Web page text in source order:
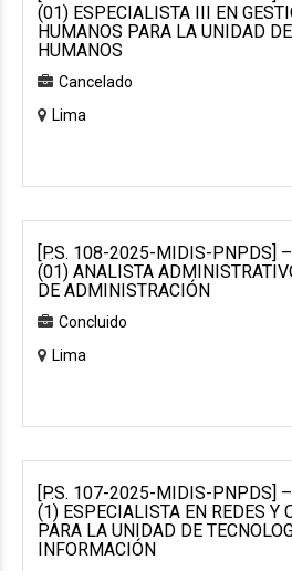
(01) ESPECIALISTA III EN
HUMANOS PARA LA UNIDAD
HUMANOS
Cancelado
Lima
[P.S. 108-2025-MIDIS-PNPDS]
(01) ANALISTA
DE ADMINISTRACIÓN
Concluido
Lima
[P.S. 107-2025-MIDIS-PNPDS]
(1) ESPECIALISTA EN REDES Y
PARA LA UNIDAD DE
INFORMACIÓN